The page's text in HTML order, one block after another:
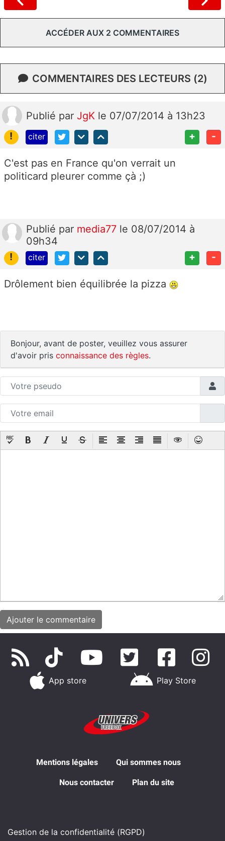
ACCÉDER AUX 2 COMMENTAIRES
COMMENTAIRES DES LECTEURS (2)
Publié par JgK le 07/07/2014 à 13h23
!
citer + -
C'est pas en France qu'on verrait un
politicard pleurer comme çà ;)
Publié par media77 le 08/07/2014 à
09h34
!
citer + -
Drôlement bien équilibrée la pizza
Bonjour, avant de poster, veuillez vous assurer
d'avoir pris connaissance des règles.
App store Play Store
Mentions légales Qui sommes nous
Nous contacter Plan du site
Gestion de la confidentialité (RGPD)